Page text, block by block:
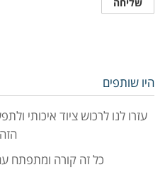
היו שותפים
עזרו לנו לרכוש ציוד איכותי
כל זה קורה ומתפתח